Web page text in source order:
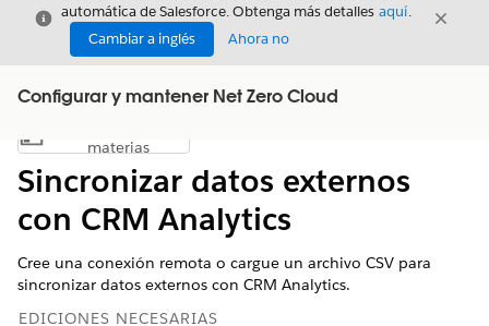
Cerrar
automática de Salesforce. Obtenga más detalles aquí.
Cambiar a inglés
Ahora no
Cerrar
Configurar y mantener Net Zero Cloud
Mostrar índice de materias
materias
Sincronizar datos externos
con CRM Analytics
Cree una conexión remota o cargue un archivo CSV para
sincronizar datos externos con CRM Analytics.
EDICIONES NECESARIAS